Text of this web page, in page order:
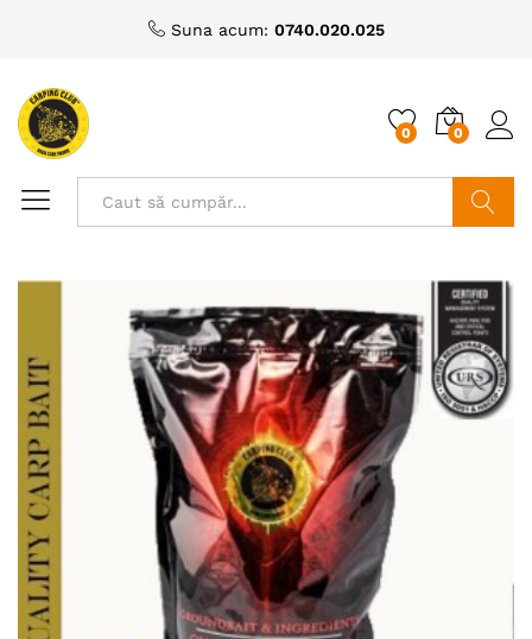
Suna acum: 0740.020.025
0 0